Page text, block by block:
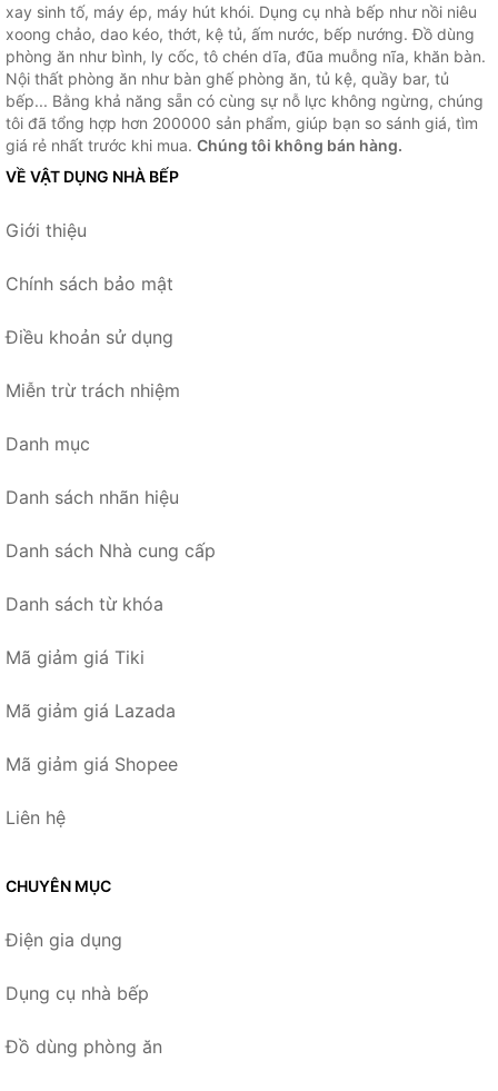
xay sinh tố, máy ép, máy hút khói. Dụng cụ nhà bếp như nồi niêu
xoong chảo, dao kéo, thớt, kệ tủ, ấm nước, bếp nướng. Đồ dùng
phòng ăn như bình, ly cốc, tô chén dĩa, đũa muỗng nĩa, khăn bàn.
Nội thất phòng ăn như bàn ghế phòng ăn, tủ kệ, quầy bar, tủ
bếp... Bằng khả năng sẵn có cùng sự nỗ lực không ngừng, chúng
tôi đã tổng hợp hơn 200000 sản phẩm, giúp bạn so sánh giá, tìm
giá rẻ nhất trước khi mua. Chúng tôi không bán hàng.
VỀ VẬT DỤNG NHÀ BẾP
Giới thiệu
Chính sách bảo mật
Điều khoản sử dụng
Miễn trừ trách nhiệm
Danh mục
Danh sách nhãn hiệu
Danh sách Nhà cung cấp
Danh sách từ khóa
Mã giảm giá Tiki
Mã giảm giá Lazada
Mã giảm giá Shopee
Liên hệ
CHUYÊN MỤC
Điện gia dụng
Dụng cụ nhà bếp
Đồ dùng phòng ăn